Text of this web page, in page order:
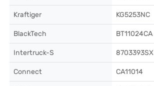
Kraftiger KG5253NC
BlackTech BT11024CA
Intertruck-S 8703393SX
Connect CA11014